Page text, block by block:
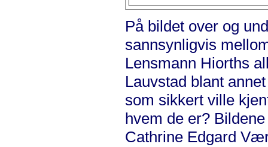
På bildet over og
sannsynligvis
Lensmann Hiorths
Lauvstad blant
som sikkert ville
hvem de er?
Cathrine Edgard